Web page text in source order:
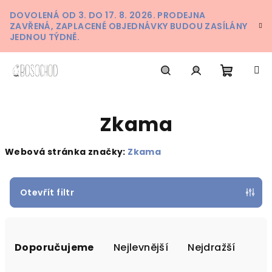
na
obsah
DOVOLENÁ OD 3. DO 17. 8. 2026. PRODEJNA
ZAVŘENÁ, ZAPLACENÉ OBJEDNÁVKY BUDOU ZASÍLÁNY
JEDNOU TÝDNĚ.
Zkama
Webová stránka značky: Zkama
Otevřít filtr
Doporučujeme Nejlevnější Nejdražší